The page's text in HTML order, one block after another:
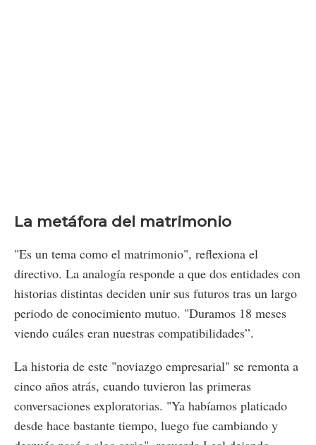
La metáfora del matrimonio
"Es un tema como el matrimonio", reflexiona el
directivo. La analogía responde a que dos entidades con
historias distintas deciden unir sus futuros tras un largo
periodo de conocimiento mutuo. "Duramos 18 meses
viendo cuáles eran nuestras compatibilidades”.
La historia de este "noviazgo empresarial" se remonta a
cinco años atrás, cuando tuvieron las primeras
conversaciones exploratorias. "Ya habíamos platicado
desde hace bastante tiempo, luego fue cambiando y